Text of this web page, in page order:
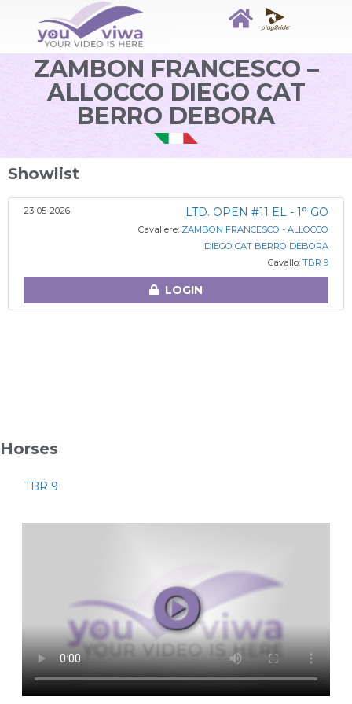
ZAMBON FRANCESCO –
ALLOCCO DIEGO CAT
BERRO DEBORA
Showlist
23-05-2026 LTD. OPEN #11 EL - 1° GO
Cavaliere: ZAMBON FRANCESCO - ALLOCCO
DIEGO CAT BERRO DEBORA
Cavallo: TBR 9
LOGIN
Horses
TBR 9